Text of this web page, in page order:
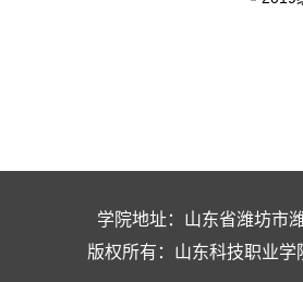
学院地址： 山东省潍坊市
版权所有：山东科技职业